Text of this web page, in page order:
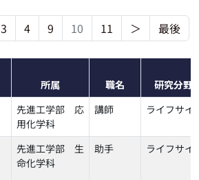
3 4 9 10 11 ＞ 最後
所属 職名
研究分野
先進工学部 応
用化学科
講師 ライフサイ
先進工学部 生
命化学科
助手 ライフサイ